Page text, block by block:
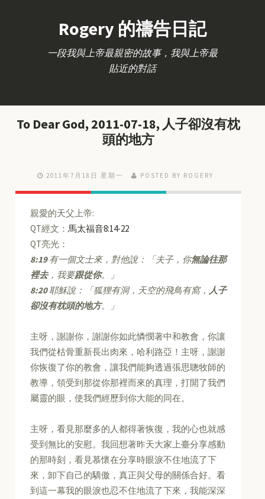
Rogery 的禱告日記
一段我與上帝最親密的故事，我與上帝最
貼近的對話
To Dear God, 2011-07-18, 人子卻沒有枕
頭的地方
2011年7月18日 星期一 POSTED BY ROGERY
親愛的天父上帝:
QT經文： 馬太福音8:14-22
QT亮光：
8:19有一個文士來，對他說：「夫子，你無論往那
裡去，我要跟從你。」
8:20耶穌說：「狐狸有洞，天空的飛鳥有窩， 人子
卻沒有枕頭的地方。」
主呀，謝謝你，謝謝你如此憐憫著中和教會，你讓
我們從枯骨重新長出肉來，哈利路亞！主呀，謝謝
你恢復了你的教會，讓我們能夠透過張思聰牧師的
教導，領受到那從你那裡而來的真理，打開了我們
屬靈的眼，使我們經歷到你大能的同在。
主呀，看見那麼多的人都得著恢復，我的心也就感
受到無比的安慰。我回想著昨天大家上臺分享感動
的那時刻，看見慕懷在分享時眼淚不住地流了下
來，卸下自己的驕傲，真正與父母的關係合好。看
到這一幕我的眼淚也忍不住地流了下來，我能深深